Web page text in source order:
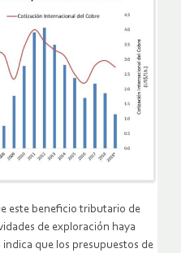
este beneficio tributario de
de exploración haya
que los presupuestos de